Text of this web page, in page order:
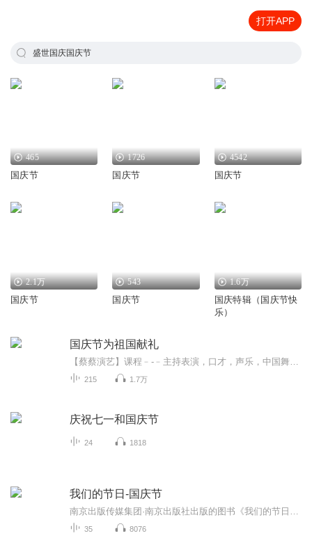
打开APP
盛世国庆国庆节
465
国庆节
1726
国庆节
4542
国庆节
2.1万
国庆节
543
国庆节
1.6万
国庆特辑（国庆节快
乐）
国庆节为祖国献礼
215 1.7万
庆祝七一和国庆节
24 1818
我们的节日-国庆节
35 8076